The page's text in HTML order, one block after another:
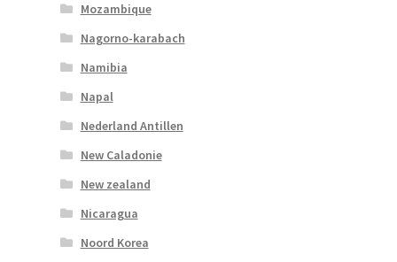
Mozambique
Nagorno-karabach
Namibia
Napal
Nederland Antillen
New Caladonie
New zealand
Nicaragua
Noord Korea